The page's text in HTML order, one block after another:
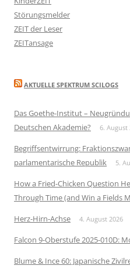
Störungsmelder
ZEIT der Leser
ZEITansage
AKTUELLE SPEKTRUM SCILOGS
Das Goethe-Institut –
Deutschen Akademie?
6. August
Begriffsentwirrung:
parlamentarische Republik
5.
How a Fried-Chicken Question
Through Time (and Win a Fields
Herz-Hirn-Achse 4. August 2026
Falcon 9-Oberstufe 2025-010D:
Blume & Ince 60: Japanische